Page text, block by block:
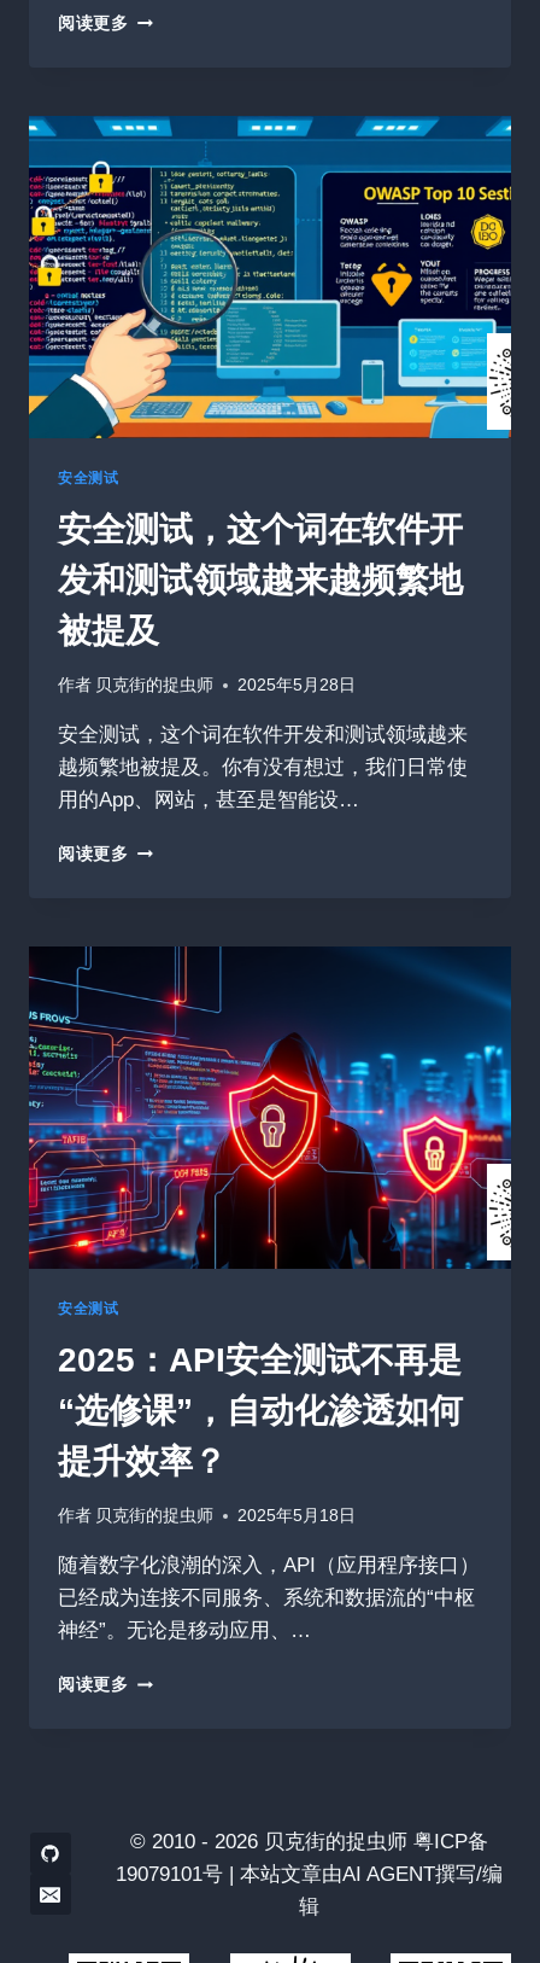
阅读更多 API
全
测
试：
用
POSTMAN
效
发
现
安
全
漏
洞
安全测试
安全测试，这个词在软件开
发和测试领域越来越频繁地
被提及
作者 贝克街的捉虫师 2025年5月28日
安全测试，这个词在软件开发和测试领域越来
越频繁地被提及。你有没有想过，我们日常使
用的App、网站，甚至是智能设…
阅读更多 安
这
词
在
软
件
开
发
和
测
试
领
域
频
地
被
提
及
安全测试
2025：API安全测试不再是
“选修课”，自动化渗透如何
提升效率？
作者 贝克街的捉虫师 2025年5月18日
随着数字化浪潮的深入，API（应用程序接口）
已经成为连接不同服务、系统和数据流的“中枢
神经”。无论是移动应用、…
阅读更多 2025：
不
是
课”，
© 2010 - 2026 贝克街的捉虫师 粤ICP备
19079101号 | 本站文章由AI AGENT撰写/编
辑